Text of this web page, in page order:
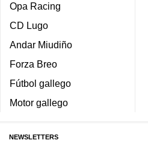
Opa Racing
CD Lugo
Andar Miudiño
Forza Breo
Fútbol gallego
Motor gallego
NEWSLETTERS